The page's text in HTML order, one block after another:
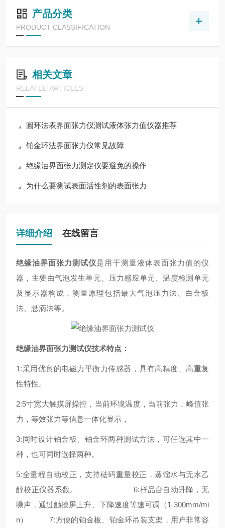
产品分类
PRODUCT CLASSIFICATION
相关文章
RELATED ARTICLES
圆环法表界面张力仪测试液体张力值仪器推荐
铂金环法界面张力仪常见故障
绝缘油界面张力测定仪要避免的操作
为什么要测试表面活性剂的表面张力
详细介绍 在线留言
绝缘油界面张力测试仪是用于测量液体表面张力值的仪
器，主要由气泡发生单元、压力感应单元、温度检测单元
及显示器构成，测量原理包括最大气泡压力法、白金板
法、悬滴法等。
绝缘油界面张力测试仪技术特点：
1:采用优良的电磁力平衡力传感器，具有高精度、高重复
性特性。
2:5寸宽大触摸屏操控，当前环境温度，当前张力，峰值张
力，等效张力等信息一体化显示，
3:同时设计铂金板、铂金环两种测试方法，可任选其中一
种，也可同时选择两种。
5:全量程自动校正，支持砝码重量校正，蒸馏水与无水乙
醇校正仪器系数。 6:样品台自动升降，无
噪声，通过触摸屏上升、下降速度等速可调（1-300mm/mi
n） 7:方便的铂金板、铂金环吊装支架，用户非常容